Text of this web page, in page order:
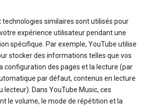
technologies similaires sont utilisés pour
expérience utilisateur pendant une
spécifique. Par exemple, YouTube utilise
stocker des informations telles que vos
configuration des pages et la lecture (par
par défaut, contenus en lecture
lecteur). Dans YouTube Music, ces
le volume, le mode de répétition et la